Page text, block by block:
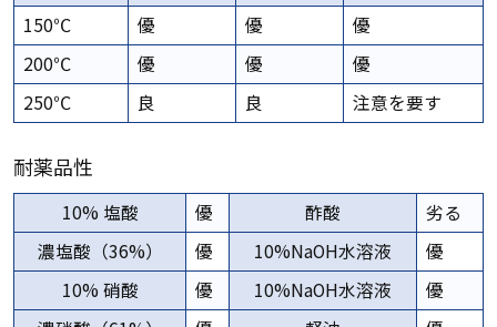
150℃
優 優
優
200℃
優 優
優
250℃
良 良 注意を要す
耐薬品性
10% 塩酸 優 酢酸
劣る
濃塩酸（36%）
優 10%NaOH水溶液
優
10% 硝酸
優 10%NaOH水溶液
優